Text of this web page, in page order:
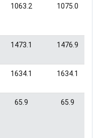
1063.2 1075.0
1473.1 1476.9
1634.1 1634.1
65.9 65.9